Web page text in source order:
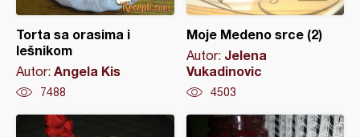
Torta sa orasima i
lešnikom
Autor: Angela Kis
7488
Moje Medeno srce (2)
Autor: Jelena
Vukadinovic
4503